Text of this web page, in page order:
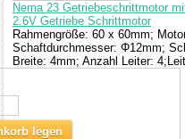
Nema 23 Getriebeschrittmotor
2.6V Getriebe Schrittmotor
Rahmengröße: 60 x 60mm;
Schaftdurchmesser: Φ12mm;
Breite: 4mm; Anzahl Leiter:
legen